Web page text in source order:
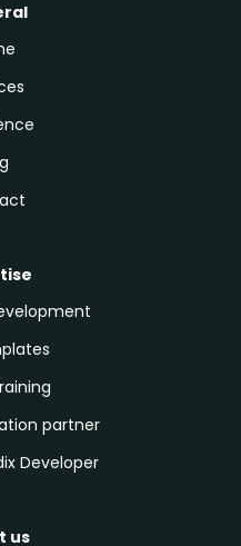
partner
Developer
us